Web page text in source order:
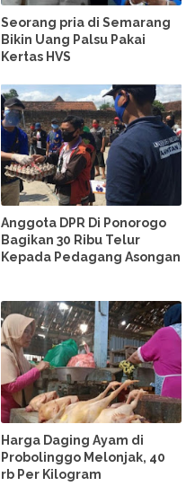
Seorang pria di Semarang
Bikin Uang Palsu Pakai
Kertas HVS
Anggota DPR Di Ponorogo
Bagikan 30 Ribu Telur
Kepada Pedagang Asongan
Harga Daging Ayam di
Probolinggo Melonjak, 40
rb Per Kilogram